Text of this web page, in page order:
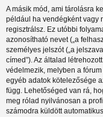
A másik mód, ami tárolásra
például ha vendégként vagy
regisztrálsz. Ez utóbbi
azonosítható nevet („a
személyes jelszót („a
címed”). Az általad
védelmezik, melyben a
egyéb adatok kötelezősége
függ. Lehetőséged van rá,
meg rólad nyilvánosan a
számodra küldött